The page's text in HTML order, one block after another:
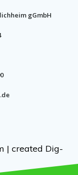
gGmbH
| created Dig-